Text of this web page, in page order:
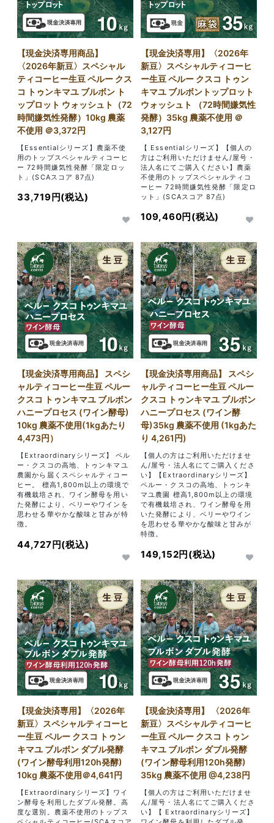
【現金決済専用商品】
〈2026年新豆〉スペシャル
ティコーヒー生豆 ペルー クス
コ トゥンキマユ ブルボン ト
ップロット ウォッシュト（72
時間嫌気性発酵）10kg 農薬
不使用 ＠3,372円
【Essentialシリーズ】農薬不使
用のトップスペシャルティコーヒ
ー 72時間嫌気性発酵「限定ロッ
ト」(SCAスコア 87点)
33,719円(税込)
【現金決済専用】〈2026年
新豆〉スペシャルティコーヒ
ー生豆 ペルー クスコ トゥン
キマユ ブルボントップロット
ウォッシュト （72時間嫌気性
発酵）35kg 農薬不使用 ＠
3,127円
【 Essentialシリーズ】【個人の
方はご利用いただけません/屋号・
法人名にてご購入ください】農薬
不使用のトップスペシャルティコ
ーヒー 72時間嫌気性発酵「限定ロ
ット」(SCAスコア 87点)
109,460円(税込)
【現金決済専用商品】 スペシ
ャルティコーヒー生豆 ペルー
クスコ トゥンキマユ ブルボン
ハニープロセス (ワイン酵母)
10kg 農薬不使用(1kgあたり
4,473円）
【Extraordinaryシリーズ】 ペル
ー・クスコの高地、トゥンキマユ
農園から届くスペシャルティコー
ヒー。 標高1,800m以上の環境で
有機栽培され、ワイン酵母を用い
た発酵により、ベリーやワインを
思わせる華やかな酸味と甘みが特
徴。
44,727円(税込)
【現金決済専用商品】 スペシ
ャルティコーヒー生豆 ペルー
クスコ トゥンキマユ ブルボン
ハニープロセス (ワイン酵
母)35kg 農薬不使用 (1kgあた
り 4,261円)
【個人の方はご利用いただけませ
ん/屋号・法人名にてご購入くださ
い】【Extraordinaryシリーズ】
ペルー・クスコの高地、トゥンキ
マユ農園 標高1,800m以上の環境
で有機栽培され、ワイン酵母を用
いた発酵により、ベリーやワイン
を思わせる華やかな酸味と甘みが
特徴。
149,152円(税込)
【現金決済専用】〈2026年
新豆〉スペシャルティコーヒ
ー生豆 ペルー クスコ トゥン
キマユ ブルボン ダブル発酵
(ワイン酵母利用120h発酵)
10kg 農薬不使用＠4,641円
【Extraordinaryシリーズ】ワイ
ン酵母を利用したダブル発酵。高
度な選別。農薬不使用のトップス
【現金決済専用】 〈2026年
新豆〉スペシャルティコーヒ
ー生豆 ペルー クスコ トゥン
キマユ ブルボン ダブル発酵
(ワイン酵母利用120h発酵)
35kg 農薬不使用 @4,238円
【個人の方はご利用いただけませ
ん/屋号・法人名にてご購入くださ
い】【 Extraordinaryシリーズ】